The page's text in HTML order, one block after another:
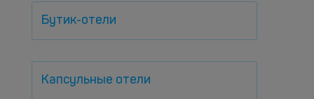
Бутик-отели
Капсульные отели